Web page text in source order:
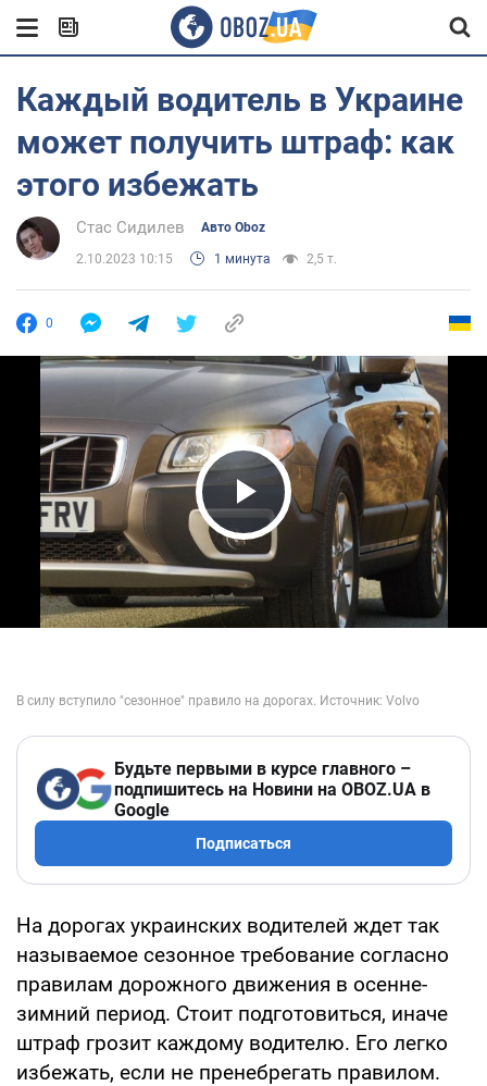
Каждый водитель в Украине
может получить штраф: как
этого избежать
Стас Сидилев Авто Oboz
2.10.2023 10:15 1 минута 2,5 т.
0
Play Video
Будьте первыми в курсе главного –
подпишитесь на Новини на OBOZ.UA в
Google
Подписаться
На дорогах украинских водителей ждет так
называемое сезонное требование согласно
правилам дорожного движения в осенне-
зимний период. Стоит подготовиться, иначе
штраф грозит каждому водителю. Его легко
избежать, если не пренебрегать правилом.